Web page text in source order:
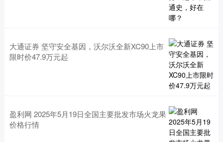
大通证券 坚守安全基因，沃尔沃全新XC90上市
限时价47.9万元起
盈利网 2025年5月19日全国主要批发市场火龙果
价格行情